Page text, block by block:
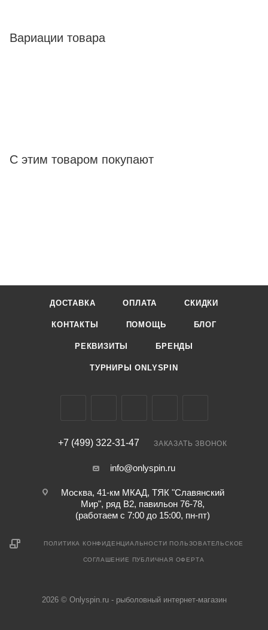
Вариации товара
С этим товаром покупают
ДОСТАВКА ОПЛАТА СКИДКИ
КОНТАКТЫ ПОМОЩЬ БЛОГ
РЕКВИЗИТЫ БРЕНДЫ
ТУРНИРЫ ONLYSPIN
+7 (499) 322-31-47 ЗАКАЗАТЬ ЗВОНОК
info@onlyspin.ru
Москва, 41-км МКАД, ТЯК "Славянский
Мир", ряд В2, павильон 76-78,
(работаем с 7:00 до 15:00, пн-пт)
ПОЛИТИКА КОНФИДЕНЦИАЛЬНОСТИ ПОЛЬЗОВАТЕЛЬСКОЕ
СОГЛАШЕНИЕ ПУБЛИЧНАЯ ОФЕРТА
2026 © Onlyspin.ru - рыболовный интернет-магазин